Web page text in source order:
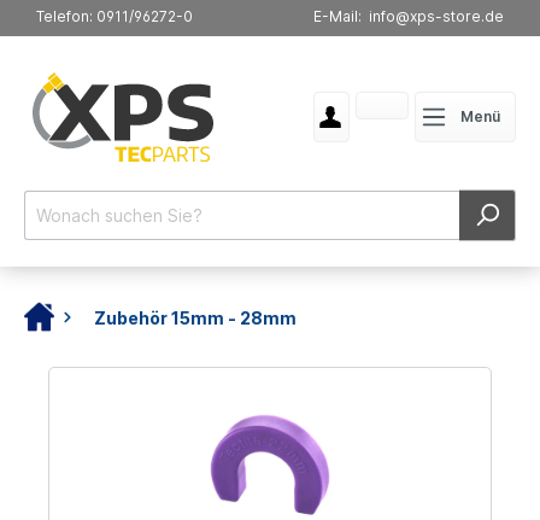
Telefon: 0911/96272-0 E-Mail: info@xps-store.de
Menü
Zubehör 15mm - 28mm